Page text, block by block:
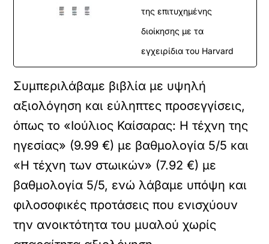
της επιτυχημένης
διοίκησης με τα
εγχειρίδια του Harvard
Συμπεριλάβαμε βιβλία με υψηλή
αξιολόγηση και εύληπτες προσεγγίσεις,
όπως το «Ιούλιος Καίσαρας: Η τέχνη της
ηγεσίας» (9.99 €) με βαθμολογία 5/5 και
«Η τέχνη των στωικών» (7.92 €) με
βαθμολογία 5/5, ενώ λάβαμε υπόψη και
φιλοσοφικές προτάσεις που ενισχύουν
την ανοικτότητα του μυαλού χωρίς